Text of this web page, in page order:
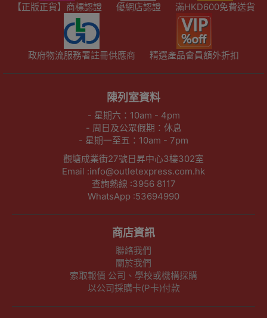
【正版正貨】商標認證 優網店認證 滿HKD600免費送貨
政府物流服務署註冊供應商 精選產品會員額外折扣
陳列室資料
- 星期六：10am - 4pm
- 周日及公眾假期：休息
- 星期一至五：10am - 7pm
觀塘成業街27號日昇中心3樓302室
Email :info@outletexpress.com.hk
查詢熱線 :3956 8117
WhatsApp :53694990
商店資訊
聯絡我們
關於我們
索取報價 公司、學校或機構採購
以公司採購卡(P卡)付款